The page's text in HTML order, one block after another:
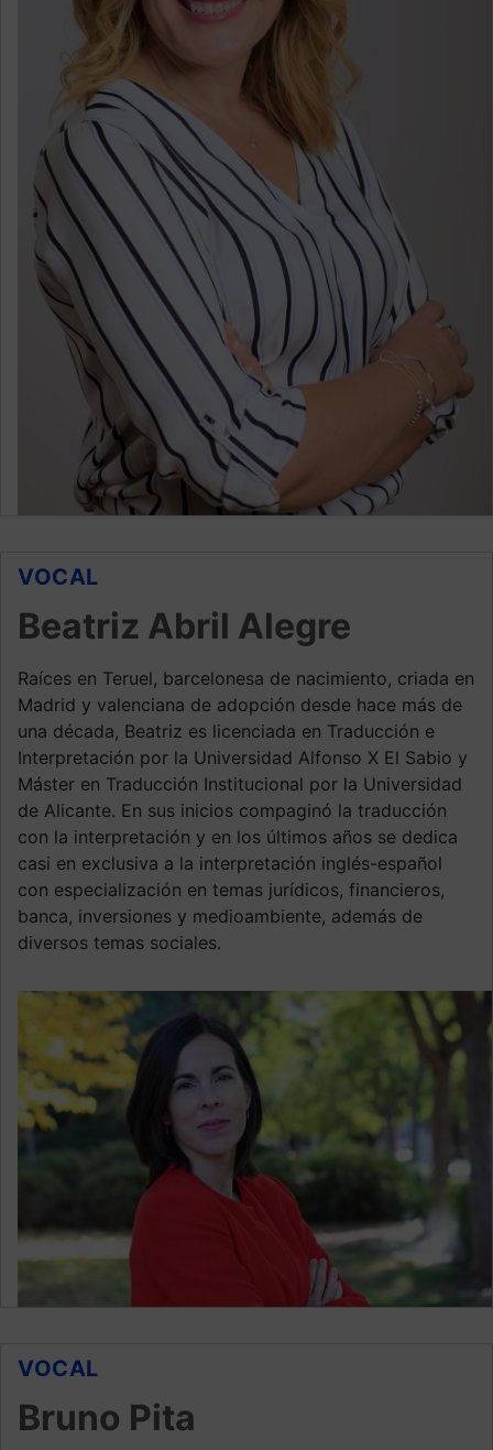
VOCAL
Beatriz Abril Alegre
Raíces en Teruel, barcelonesa de nacimiento, criada en
Madrid y valenciana de adopción desde hace más de
una década, Beatriz es licenciada en Traducción e
Interpretación por la Universidad Alfonso X El Sabio y
Máster en Traducción Institucional por la Universidad
de Alicante. En sus inicios compaginó la traducción
con la interpretación y en los últimos años se dedica
casi en exclusiva a la interpretación inglés-español
con especialización en temas jurídicos, financieros,
banca, inversiones y medioambiente, además de
diversos temas sociales.
VOCAL
Bruno Pita